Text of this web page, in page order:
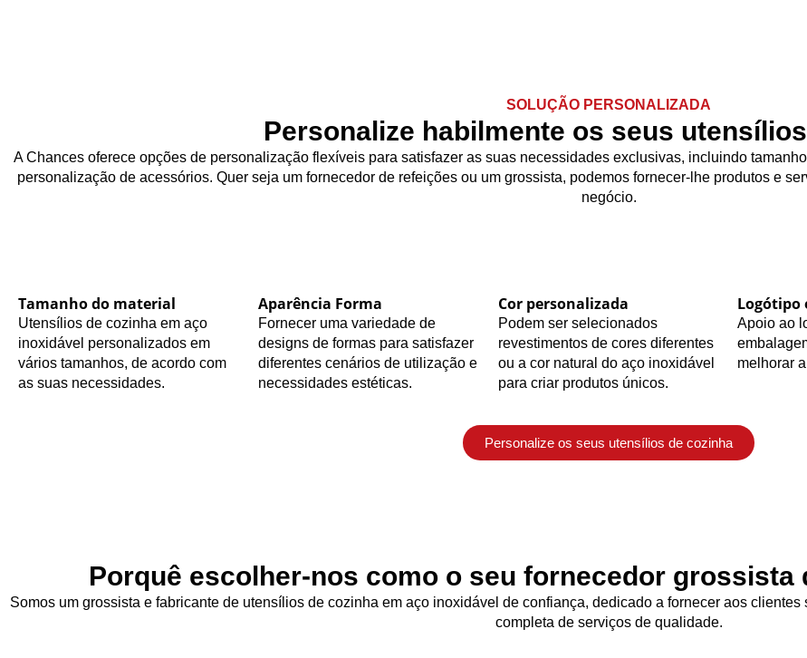
SOLUÇÃO PERSONALIZADA
Personalize habilmente os seus
A Chances oferece opções de personalização flexíveis para satisfazer as suas necessidades exclusivas, incluindo
personalização de acessórios. Quer seja um fornecedor de refeições ou um grossista, podemos fornecer-lhe produtos e
negócio.
Tamanho do material
Utensílios de cozinha em aço
inoxidável personalizados em
vários tamanhos, de acordo com
as suas necessidades.
Aparência Forma
Fornecer uma variedade de
designs de formas para satisfazer
diferentes cenários de utilização e
necessidades estéticas.
Cor personalizada
Podem ser selecionados
revestimentos de cores diferentes
ou a cor natural do aço inoxidável
para criar produtos únicos.
Logótipo
Apoio ao
melhorar
Personalize os seus utensílios de cozinha
Porquê escolher-nos como o seu fornecedor grossista
Somos um grossista e fabricante de utensílios de cozinha em aço inoxidável de confiança, dedicado a fornecer aos
completa de serviços de qualidade.